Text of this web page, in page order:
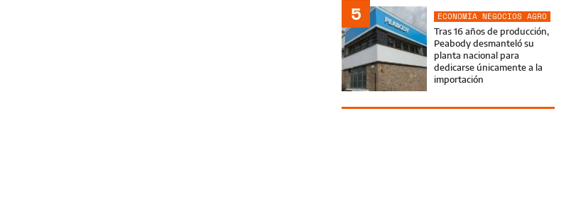
5
ECONOMÍA NEGOCIOS AGRO
Tras 16 años de producción,
Peabody desmanteló su
planta nacional para
dedicarse únicamente a la
importación